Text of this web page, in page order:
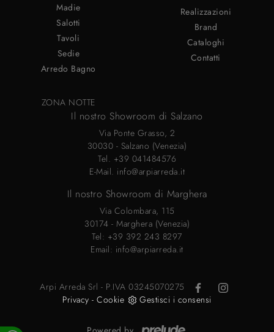
Madie
Salotti
Tavoli
Sedie
Arredo Bagno
ZONA NOTTE
Realizzazioni
Brand
Cataloghi
Contatti
Il nostro Showroom di Salzano
Via Ponte Grasso, 2
30030 - Salzano (Venezia)
Tel. +39 041484576
E-Mail. info@arpiarreda.it
Il nostro Showroom di Marghera
Via Colombara, 115
30174 - Marghera (Venezia)
Tel: +39 392 243 8297
Email: info@arpiarreda.it
Arpi Arreda Srl - P.IVA 03245070275
Privacy -Cookie Gestisci i consensi